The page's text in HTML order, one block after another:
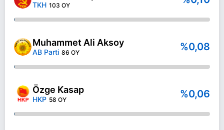
TKH 103 OY
Muhammet Ali Aksoy
AB Parti 86 OY %0,08
Özge Kasap
HKP 58 OY %0,06